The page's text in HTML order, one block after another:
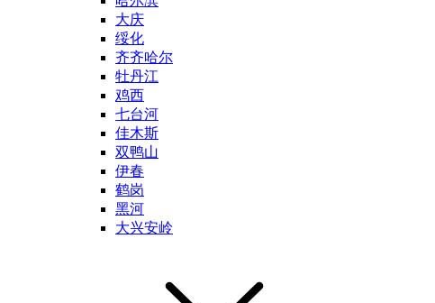
大庆
绥化
齐齐哈尔
牡丹江
鸡西
七台河
佳木斯
双鸭山
伊春
鹤岗
黑河
大兴安岭